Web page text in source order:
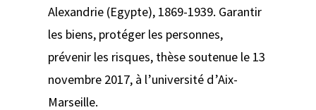
Alexandrie (Egypte), 1869-1939. Garantir
les biens, protéger les personnes,
prévenir les risques, thèse soutenue le 13
novembre 2017, à l’université d’Aix-
Marseille.